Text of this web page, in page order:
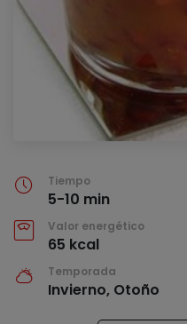
Tiempo
5-10 min
Valor energético
65 kcal
Temporada
Invierno, Otoño